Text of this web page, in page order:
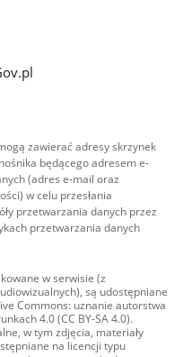
zawierać adresy skrzynek
będącego adresem e-
(adres e-mail oraz
w celu przesłania
przetwarzania danych przez
przetwarzania danych
w serwisie (z
są udostępniane
Commons: uznanie autorstwa
4.0 (CC BY-SA 4.0).
w tym zdjęcia, materiały
na licencji typu